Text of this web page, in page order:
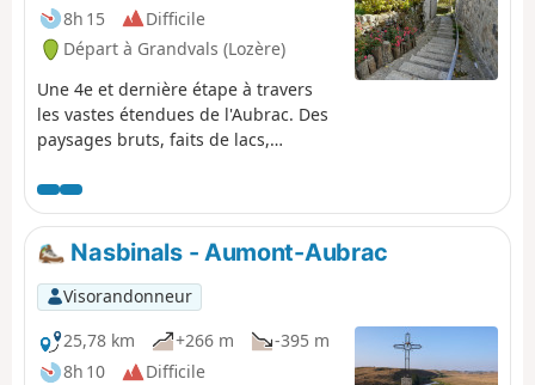
8h 15
Difficile
Départ à Grandvals (Lozère)
Une 4e et dernière étape à travers
les vastes étendues de l'Aubrac. Des
paysages bruts, faits de lacs,
vous mèneront jusqu'au village
d'Aubrac et sa remarquable Dômerie,
ancien hôpital refuge fondé par les
nobles et les seigneurs du Rouergue
et du Gévaudan pour protéger les
pèlerins qui traversaient ce vaste
plateau.
Nasbinals - Aumont-Aubrac
Visorandonneur
25,78 km
+266 m
-395 m
8h 10
Difficile